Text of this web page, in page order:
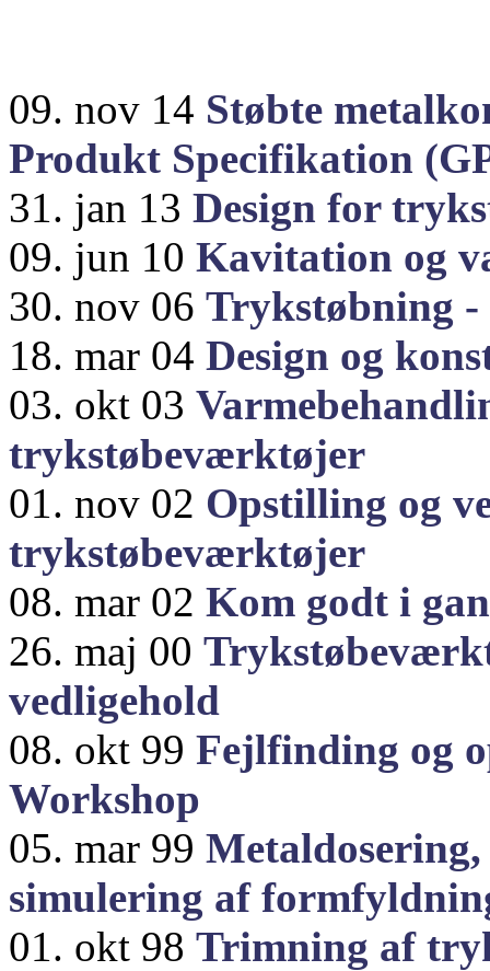
09. nov 14 Støbte
Produkt Specifikation
31. jan 13 Design for
09. jun 10 Kavitation og
30. nov 06 Trykstøbning
18. mar 04 Design og
03. okt 03
trykstøbeværktøjer
01. nov 02 Opstilling og
trykstøbeværktøjer
08. mar 02 Kom godt i
26. maj 00
vedligehold
08. okt 99 Fejlfinding og
Workshop
05. mar 99
simulering af
01. okt 98 Trimning af